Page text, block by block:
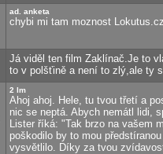
ad. anketa
chybi mi tam moznost
Já viděl ten film Zaklínač.Je to
to v polšťině a není to zlý,ale ty
2 lm
Ahoj ahoj. Hele, tu tvou třetí a
nic se neptá. Abych nemátl lidi,
Lister říká: "Tak brzo na vašem
poškodilo by to mou
vysvětlilo. Díky za tvou